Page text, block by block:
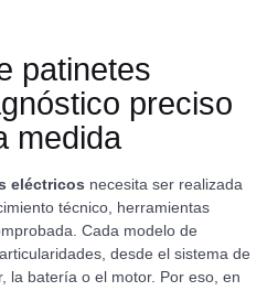
patinetes
preciso
medida
eléctricos necesita ser realizada
técnico, herramientas
Cada modelo de
desde el sistema de
la batería o el motor. Por eso, en